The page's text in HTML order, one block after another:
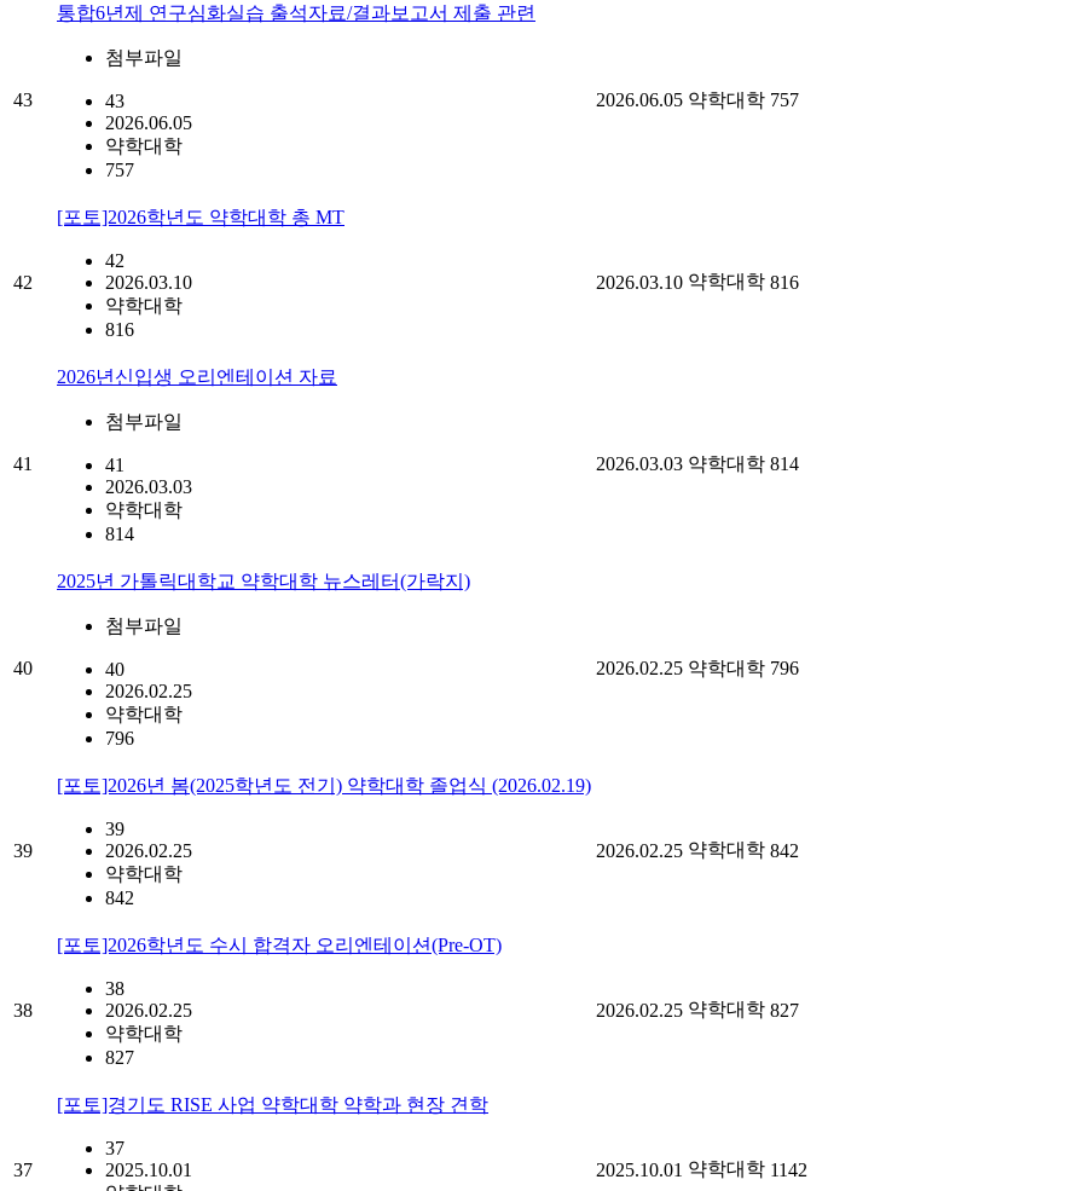
43
통합6년제 연구심화실습 출석자료/결과보고서 제출 관련
첨부파일
43
2026.06.05
약학대학
757
2026.06.05 약학대학 757
42
[포토]2026학년도 약학대학 총 MT
42
2026.03.10
약학대학
816
2026.03.10 약학대학 816
41
2026년신입생 오리엔테이션 자료
첨부파일
41
2026.03.03
약학대학
814
2026.03.03 약학대학 814
40
2025년 가톨릭대학교 약학대학 뉴스레터(가락지)
첨부파일
40
2026.02.25
약학대학
796
2026.02.25 약학대학 796
39
[포토]2026년 봄(2025학년도 전기) 약학대학 졸업식 (2026.02.19)
39
2026.02.25
약학대학
842
2026.02.25 약학대학 842
38
[포토]2026학년도 수시 합격자 오리엔테이션(Pre-OT)
38
2026.02.25
약학대학
827
2026.02.25 약학대학 827
37
[포토]경기도 RISE 사업 약학대학 약학과 현장 견학
37
2025.10.01
2025.10.01 약학대학 1142